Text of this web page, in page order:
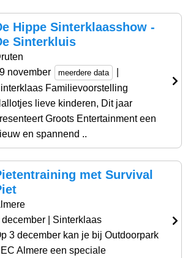
Hippe Sinterklaasshow -
Sinterkluis
november
meerdere data
Familievoorstelling
lieve kinderen, Dit jaar
Groots Entertainment een
en spannend ..
met Survival
december | Sinterklaas
3 december kan je bij Outdoorpark
Almere een speciale